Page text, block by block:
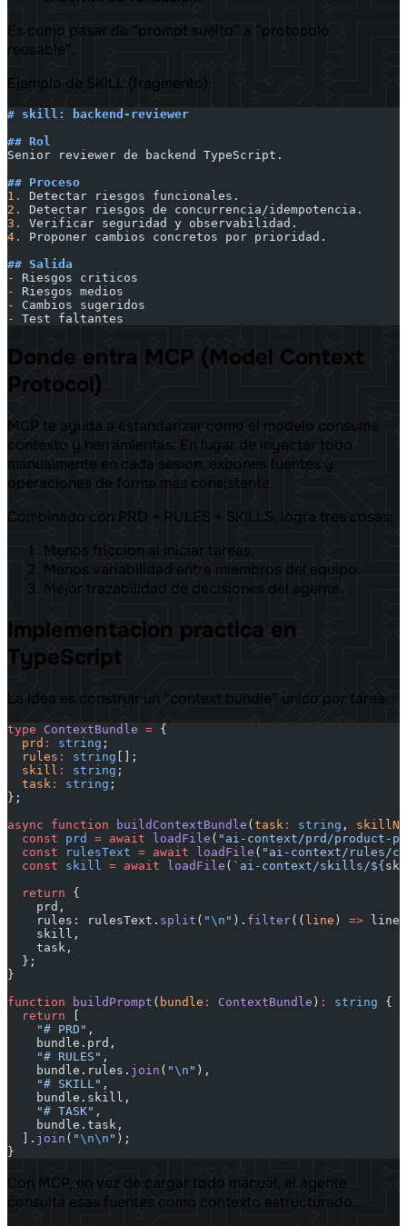
Es como pasar de “prompt suelto” a “protocolo
reusable”.
Ejemplo de SKILL (fragmento):
# skill: backend-reviewer
## Rol
Senior reviewer de backend TypeScript.
## Proceso
1.
Detectar riesgos funcionales.
2.
Detectar riesgos de concurrencia/idempotencia.
3.
Verificar seguridad y observabilidad.
4.
Proponer cambios concretos por prioridad.
## Salida
-
Riesgos criticos
-
Riesgos medios
-
Cambios sugeridos
-
Test faltantes
Donde entra MCP (Model Context
Protocol)
MCP te ayuda a estandarizar como el modelo consume
contexto y herramientas. En lugar de inyectar todo
manualmente en cada sesion, expones fuentes y
operaciones de forma mas consistente.
Combinado con PRD + RULES + SKILLS, logra tres cosas:
Menos friccion al iniciar tareas.
Menos variabilidad entre miembros del equipo.
Mejor trazabilidad de decisiones del agente.
Implementacion practica en
TypeScript
La idea es construir un “context bundle” unico por tarea.
type ContextBundle = {
  prd
: string ;
  rules
: string [];
  skill
: string ;
  task
: string ;
};
async function buildContextBundle ( task : string ,
  const
prd = await loadFile ( "ai-context/prd/product-
  const
rulesText = await loadFile ( "ai-context/rules/
  const
skill = await loadFile ( `ai-context/skills/${
  return
{
    prd,
    rules: rulesText.
split ( "\n " ). filter(( line ) => line.
    skill,
    task,
  };
}
function buildPrompt ( bundle : ContextBundle ) : string {
  return
    "# PRD"
,
    bundle.prd,
    "# RULES"
,
    bundle.rules.
join ( "\n " ),
    "# SKILL"
,
    bundle.skill,
    "# TASK"
,
    bundle.task,
  ].
join ( "\n\n " );
}
Con MCP, en vez de cargar todo manual, el agente
consulta esas fuentes como contexto estructurado.